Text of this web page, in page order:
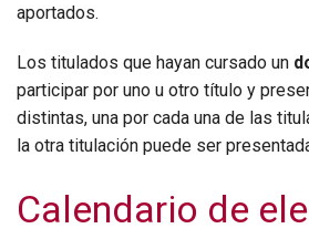
aportados.
Los titulados que hayan cursado un
participar por uno u otro título y
distintas, una por cada una de las
la otra titulación puede ser
Calendario de